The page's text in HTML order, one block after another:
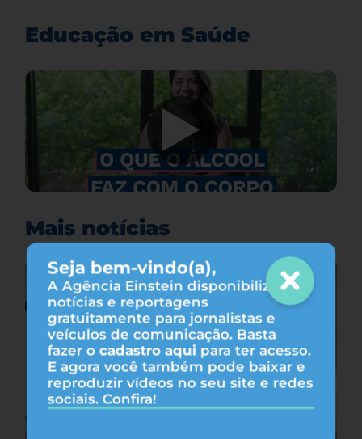
Seja bem-vindo(a),
A Agência Einstein disponibiliza
notícias e reportagens
gratuitamente para jornalistas e
veículos de comunicação. Basta
fazer o cadastro aqui para ter acesso.
E agora você também pode baixar e
reproduzir vídeos no seu site e redes
sociais. Confira!
Educação em Saúde
Mais notícias